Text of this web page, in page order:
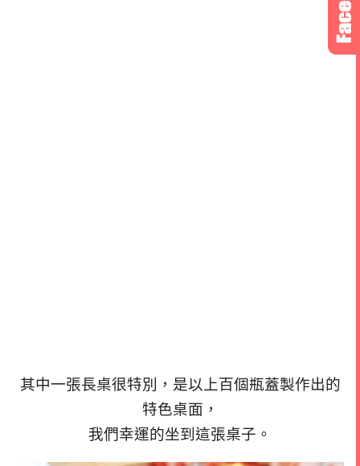
其中一張長桌很特別，是以上百個瓶蓋製作出的
特色桌面，
我們幸運的坐到這張桌子。